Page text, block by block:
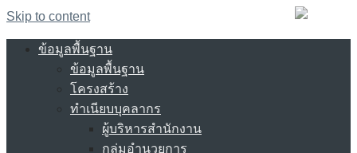
Skip to content
ข้อมูลพื้นฐาน
ข้อมูลพื้นฐาน
โครงสร้าง
ทำเนียบบุคลากร
ผู้บริหารสำนักงาน
กลุ่มอำนวยการ